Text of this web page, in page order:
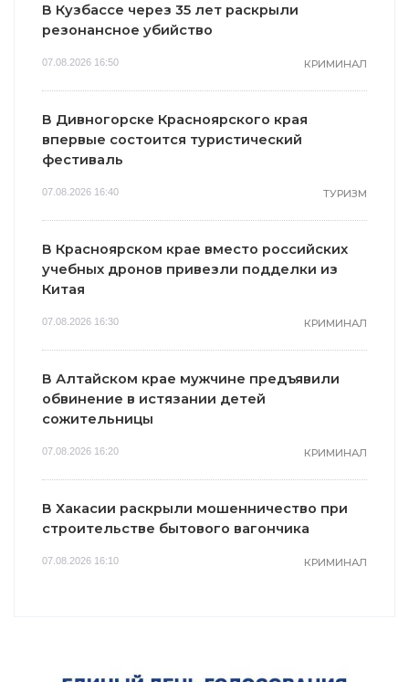
В Кузбассе через 35 лет раскрыли
резонансное убийство
07.08.2026 16:50 КРИМИНАЛ
В Дивногорске Красноярского края
впервые состоится туристический
фестиваль
07.08.2026 16:40 ТУРИЗМ
В Красноярском крае вместо российских
учебных дронов привезли подделки из
Китая
07.08.2026 16:30 КРИМИНАЛ
В Алтайском крае мужчине предъявили
обвинение в истязании детей
сожительницы
07.08.2026 16:20 КРИМИНАЛ
В Хакасии раскрыли мошенничество при
строительстве бытового вагончика
07.08.2026 16:10 КРИМИНАЛ